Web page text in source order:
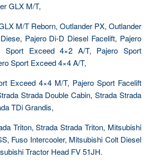
GLX M/T,
M/T Reborn, Outlander PX, Outlander
Pajero Di-D Diesel Facelift, Pajero
Sport Exceed 4×2 A/T, Pajero Sport
Sport Exceed 4×4 A/T,
Exceed 4×4 M/T, Pajero Sport Facelift
Strada Double Cabin, Strada Strada
TDi Grandis,
Triton, Strada Strada Triton, Mitsubishi
Fuso Intercooler, Mitsubishi Colt Diesel
Tractor Head FV 51JH.